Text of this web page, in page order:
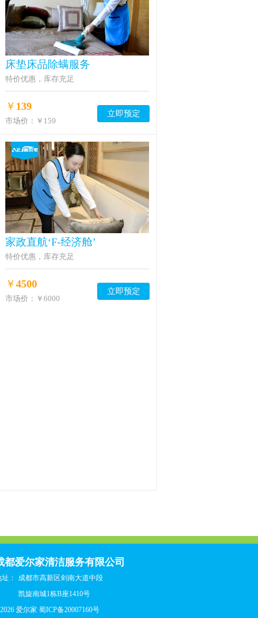
床垫床品除螨服务
特价优惠，库存充足
￥ 139
市场价： ￥159
立即预定
家政直航‘F-经济舱’
特价优惠，库存充足
￥ 4500
市场价： ￥6000
立即预定
都爱尔家清洁服务有限公司
：
成都市高新区剑南大道中段
凯旋南城1栋B座1410号
爱尔家 蜀ICP备20007160号